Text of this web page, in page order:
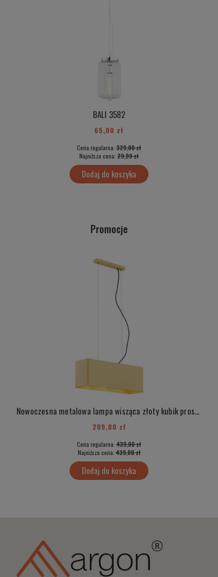
BALI 3582
65,00 zł
Cena regularna: 329,00 zł
Najniższa cena: 29,99 zł
Dodaj do koszyka
Promocje
Nowoczesna metalowa lampa wisząca złoty kubik prostopadłościan CRATO 1426
209,00 zł
Cena regularna: 439,00 zł
Najniższa cena:439,00 zł
Dodaj do koszyka